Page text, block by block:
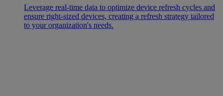
Leverage real-time data to optimize device refresh cycles and
ensure right-sized devices, creating a refresh strategy tailored
to your organization's needs.